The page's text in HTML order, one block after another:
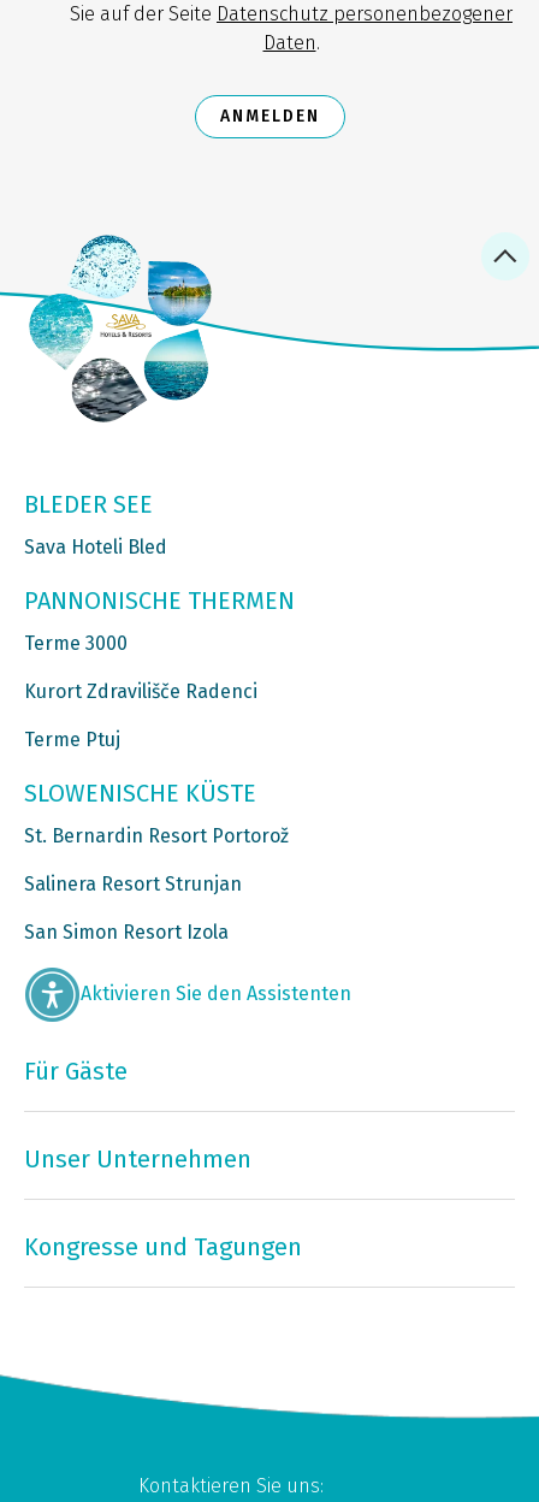
Sie auf der Seite Datenschutz personenbezogener
Daten.
ANMELDEN
BLEDER SEE
Sava Hoteli Bled
PANNONISCHE THERMEN
Terme 3000
Kurort Zdravilišče Radenci
Terme Ptuj
SLOWENISCHE KÜSTE
St. Bernardin Resort Portorož
Salinera Resort Strunjan
San Simon Resort Izola
Aktivieren Sie den Assistenten
Für Gäste
Unser Unternehmen
Kongresse und Tagungen
Kontaktieren Sie uns: